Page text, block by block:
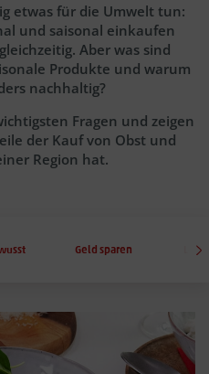
etwas für die Umwelt tun:
und saisonal einkaufen
Aber was sind
Produkte und warum
nachhaltig?
Fragen und zeigen
der Kauf von Obst und
Region hat.
Geld sparen